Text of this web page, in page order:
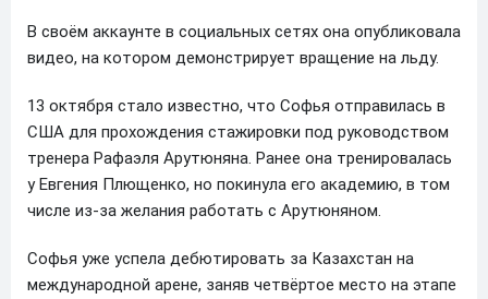
В своём аккаунте в социальных сетях она опубликовала
видео, на котором демонстрирует вращение на льду.
13 октября стало известно, что Софья отправилась в
США для прохождения стажировки под руководством
тренера Рафаэля Арутюняна. Ранее она тренировалась
у Евгения Плющенко, но покинула его академию, в том
числе из-за желания работать с Арутюняном.
Софья уже успела дебютировать за Казахстан на
международной арене, заняв четвёртое место на этапе